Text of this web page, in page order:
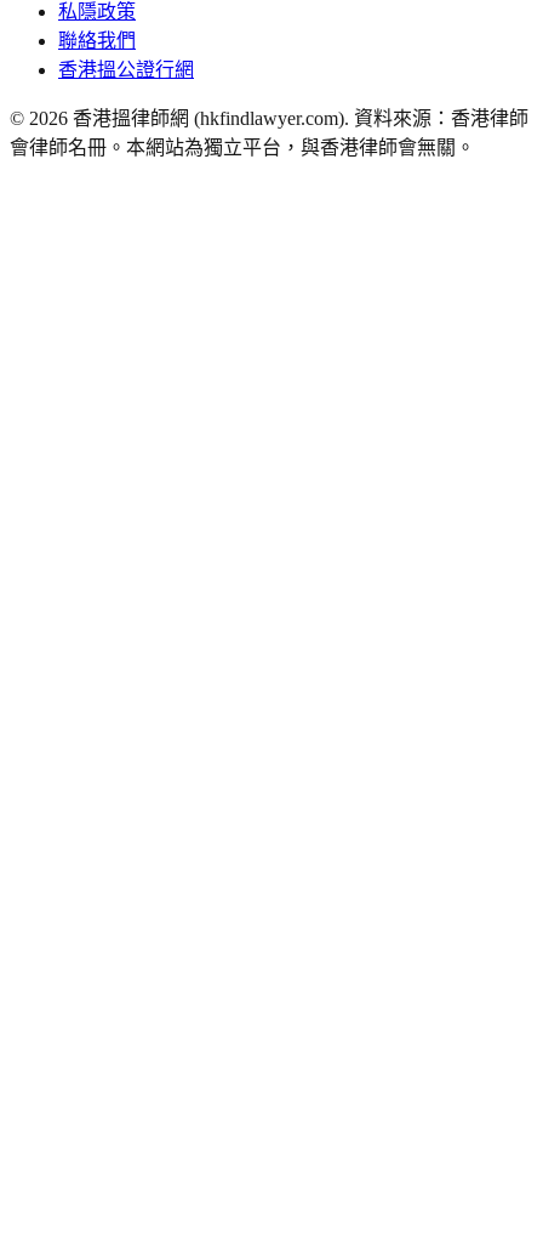
私隱政策
聯絡我們
香港搵公證行網
© 2026 香港搵律師網 (hkfindlawyer.com). 資料來源：香港律師
會律師名冊。本網站為獨立平台，與香港律師會無關。